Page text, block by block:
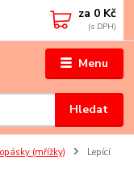
Menu
Hledat
za 0 Kč
(mřížky)
Lepící